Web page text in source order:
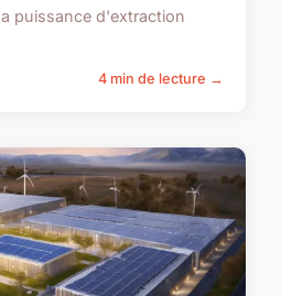
puissance d'extraction
4 min de lecture →